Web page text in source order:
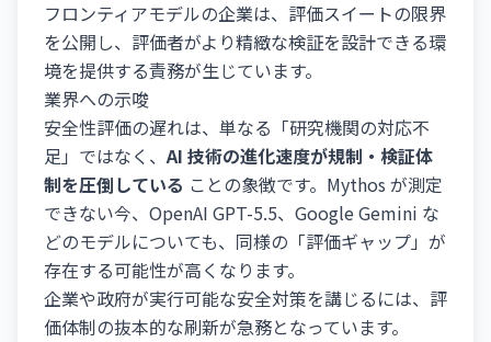
フロンティアモデルの企業は、評価スイートの限界
を公開し、評価者がより精緻な検証を設計できる環
境を提供する責務が生じています。
業界への示唆
安全性評価の遅れは、単なる「研究機関の対応不
足」ではなく、AI 技術の進化速度が規制・検証体
制を圧倒している ことの象徴です。Mythos が測定
できない今、OpenAI GPT-5.5、Google Gemini な
どのモデルについても、同様の「評価ギャップ」が
存在する可能性が高くなります。
企業や政府が実行可能な安全対策を講じるには、評
価体制の抜本的な刷新が急務となっています。